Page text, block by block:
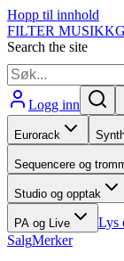
Hopp til innhold
FILTER MUSIKK
Search the site
Logg inn
Eurorack
Sequencere og
Studio og opptak
PA og Live Lys
SalgMerker